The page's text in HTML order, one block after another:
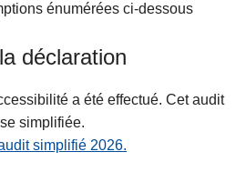
énumérées ci-dessous
déclaration
a été effectué. Cet audit
simplifiée.
simplifié 2026.